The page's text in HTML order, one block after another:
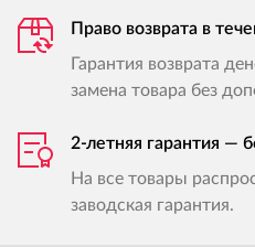
Право возврата в
Гарантия возврата
замена товара без
2-летняя гарантия —
На все товары
заводская гарантия.